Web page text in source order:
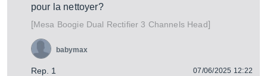
pour la nettoyer?
[Mesa Boogie Dual Rectifier 3 Channels Head]
Rep. 1
babymax
07/06/2025 12:22